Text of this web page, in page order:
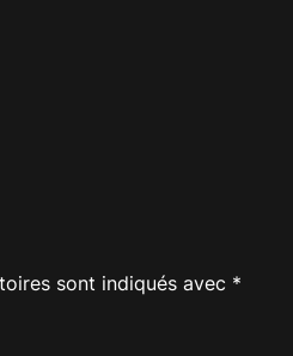
sont indiqués avec *